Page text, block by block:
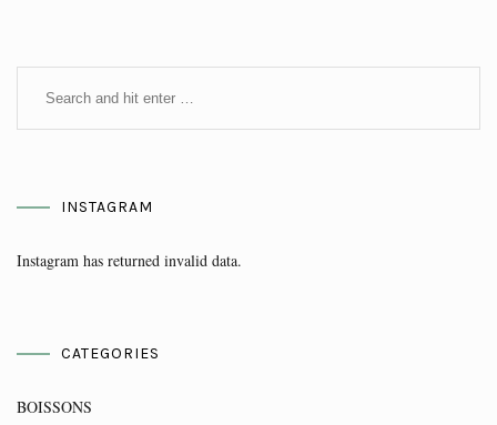
INSTAGRAM
Instagram has returned invalid data.
CATEGORIES
BOISSONS